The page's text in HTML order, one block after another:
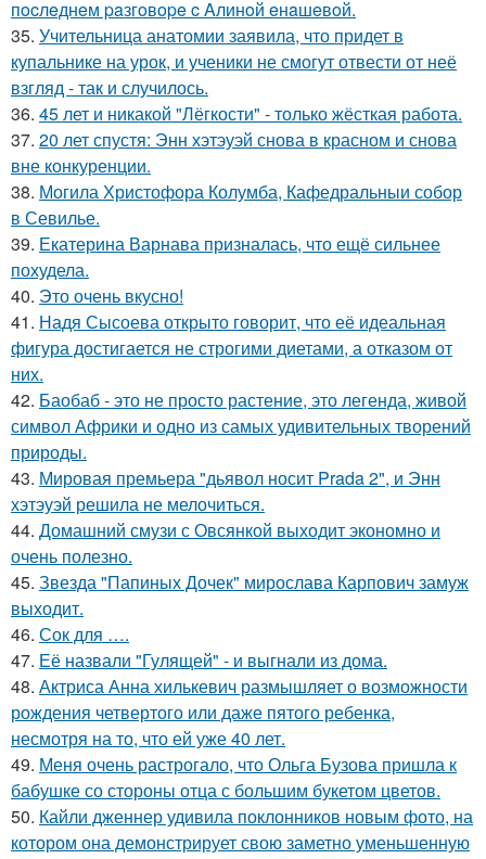
пocлeднeм paзгoвope c Aлинoй eнaшeвoй.
35. Учительница анатомии заявила, что придет в
купальнике на урок, и ученики не смогут отвести от неё
взгляд - так и случилось.
36. 45 лет и никакой "Лёгкости" - только жёсткая работа.
37. 20 лет спустя: Энн хэтэуэй снова в красном и снова
вне конкуренции.
38. Могила Христофора Колумба, Кафедральныи собор
в Севилье.
39. Екатерина Варнава призналась, что ещё сильнее
похудела.
40. Это очень вкусно!
41. Надя Сысоева открыто говорит, что её идеальная
фигура достигается не строгими диетами, а отказом от
них.
42. Баобаб - это не просто растение, это легенда, живой
символ Африки и одно из самых удивительных творений
природы.
43. Мировая премьера "дьявол носит Prada 2", и Энн
хэтэуэй решила не мелочиться.
44. Домашний смузи с Овсянкой выходит экономно и
очень полезно.
45. Звезда "Папиных Дочек" мирослава Карпович замуж
выходит.
46. Сок для ….
47. Её назвали "Гулящей" - и выгнали из дома.
48. Актриса Анна хилькевич размышляет о возможности
рождения четвертого или даже пятого ребенка,
несмотря на то, что ей уже 40 лет.
49. Меня очень растрогало, что Ольга Бузова пришла к
бабушке со стороны отца с большим букетом цветов.
50. Кайли дженнер удивила поклонников новым фото, на
котором она демонстрирует свою заметно уменьшенную